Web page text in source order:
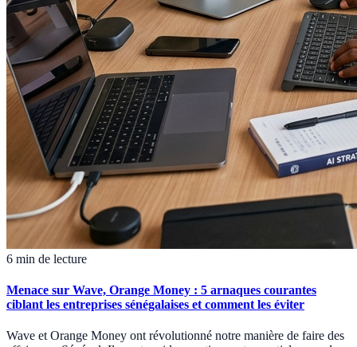
6 min de lecture
Menace sur Wave, Orange Money : 5 arnaques courantes
ciblant les entreprises sénégalaises et comment les éviter
Wave et Orange Money ont révolutionné notre manière de faire des